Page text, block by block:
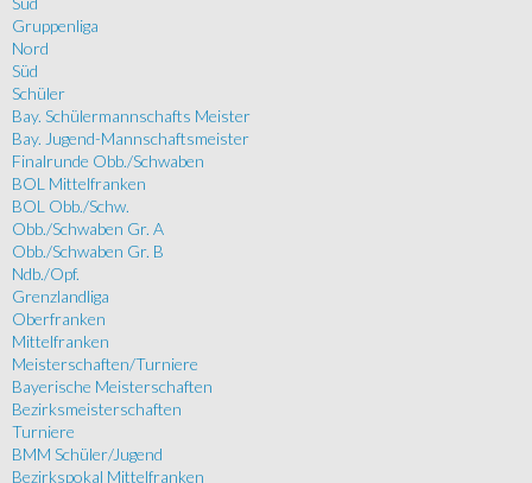
Gruppenliga
Nord
Süd
Schüler
Bay. Schülermannschafts Meister
Bay. Jugend-Mannschaftsmeister
Finalrunde Obb./Schwaben
BOL Mittelfranken
BOL Obb./Schw.
Obb./Schwaben Gr. A
Obb./Schwaben Gr. B
Ndb./Opf.
Grenzlandliga
Oberfranken
Mittelfranken
Meisterschaften/Turniere
Bayerische Meisterschaften
Bezirksmeisterschaften
Turniere
BMM Schüler/Jugend
Bezirkspokal Mittelfranken